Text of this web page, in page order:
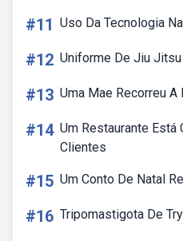
#11 Uso Da Tecnologia
#12 Uniforme De Jiu Jitsu
#13 Uma Mae Recorreu A
#14 Um Restaurante
Clientes
#15 Um Conto De Natal
#16 Tripomastigota De